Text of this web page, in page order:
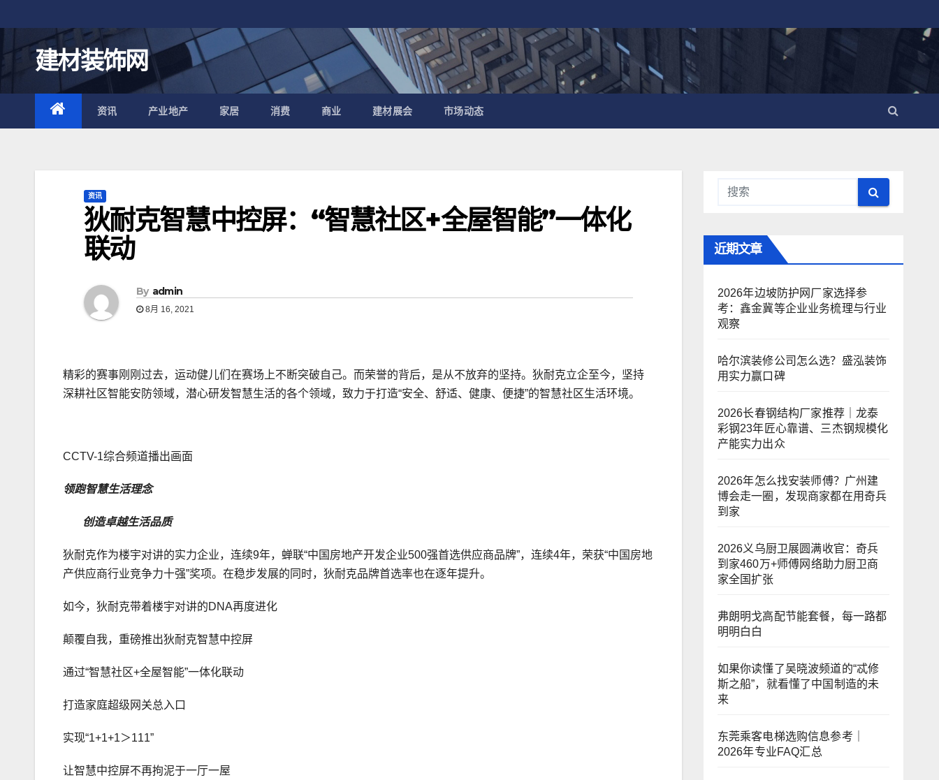
至
内
容
建材装饰网
资讯 产业地产 家居 消费 商业 建材展会 市场动态
资讯
狄耐克智慧中控屏：“智慧社区+全屋智能”一体化
联动
By admin
8月 16, 2021
精彩的赛事刚刚过去，运动健儿们在赛场上不断突破自己。而荣誉的背后，是从不放弃的坚持。狄耐克立企至今，坚持
深耕社区智能安防领域，潜心研发智慧生活的各个领域，致力于打造“安全、舒适、健康、便捷”的智慧社区生活环境。
CCTV-1综合频道播出画面
领跑智慧生活理念
创造卓越生活品质
狄耐克作为楼宇对讲的实力企业，连续9年，蝉联“中国房地产开发企业500强首选供应商品牌”，连续4年，荣获“中国房地
产供应商行业竞争力十强”奖项。在稳步发展的同时，狄耐克品牌首选率也在逐年提升。
如今，狄耐克带着楼宇对讲的DNA再度进化
颠覆自我，重磅推出狄耐克智慧中控屏
通过“智慧社区+全屋智能”一体化联动
打造家庭超级网关总入口
实现“1+1+1＞111”
让智慧中控屏不再拘泥于一厅一屋
近期文章
2026年边坡防护网厂家选择参
考：鑫金冀等企业业务梳理与行业
观察
哈尔滨装修公司怎么选？盛泓装饰
用实力赢口碑
2026长春钢结构厂家推荐｜龙泰
彩钢23年匠心靠谱、三杰钢规模化
产能实力出众
2026年怎么找安装师傅？广州建
博会走一圈，发现商家都在用奇兵
到家
2026义乌厨卫展圆满收官：奇兵
到家460万+师傅网络助力厨卫商
家全国扩张
弗朗明戈高配节能套餐，每一路都
明明白白
如果你读懂了吴晓波频道的“忒修
斯之船”，就看懂了中国制造的未
来
东莞乘客电梯选购信息参考｜
2026年专业FAQ汇总